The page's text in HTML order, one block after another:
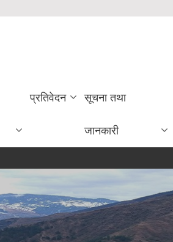
प्रतिवेदन सूचना तथा
जानकारी